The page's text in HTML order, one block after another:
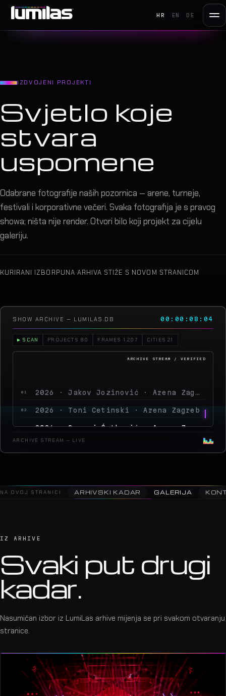
HR EN DE
IZDVOJENI PROJEKTI
Svjetlo koje
stvara
uspomene
Odabrane fotografije naših pozornica — arene, turneje,
festivali i korporativne večeri. Svaka fotografija je s pravog
showa; ništa nije render. Otvori bilo koji projekt za cijelu
galeriju.
KURIRANI IZBORPUNA ARHIVA STIŽE S NOVOM STRANICOM
SHOW ARCHIVE — LUMILAS.DB 00:00:12:16
▶ SCAN PROJECTS 80 FRAMES 1.207 CITIES 21
02 2026 · Toni Cetinski · Arena Zagreb
03 2026 · Sergej Ćetković · Arena Zagreb
2026 · Peđa Jovanović · Arena Zagreb
ARCHIVE STREAM — LIVE
NA OVOJ STRANICI ARHIVSKI KADAR GALERIJA
IZ ARHIVE
Svaki put drugi
kadar.
Nasumičan izbor iz LumiLas arhive mijenja se pri svakom otvaranju
stranice.